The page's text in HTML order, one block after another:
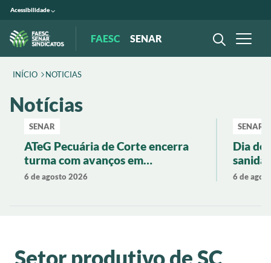
Acessibilidade
FAESC SENAR
INÍCIO NOTICIAS
Notícias
SENAR
ATeG Pecuária de Corte encerra
turma com avanços em
produtividade e gestão rural
6 de agosto 2026
SENAR
Dia de
6 de
Setor produtivo de SC